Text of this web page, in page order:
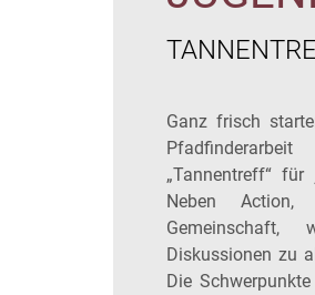
Ganz frisch
„Tannentreff“
Neben
Diskussionen zu
Die